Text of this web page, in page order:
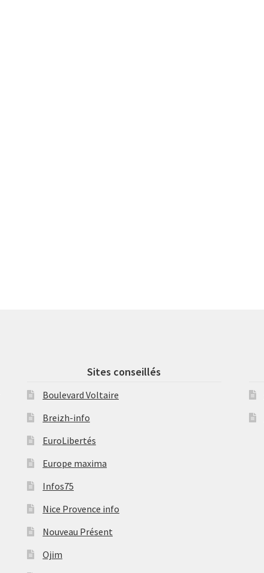
Sites conseillés
Boulevard Voltaire
Breizh-info
EuroLibertés
Europe maxima
Infos75
Nice Provence info
Nouveau Présent
Ojim